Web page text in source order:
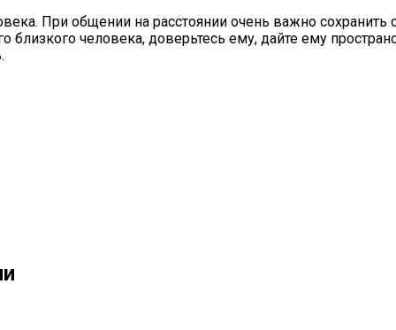
При общении на расстоянии очень важно сохранить
человека, доверьтесь ему, дайте ему